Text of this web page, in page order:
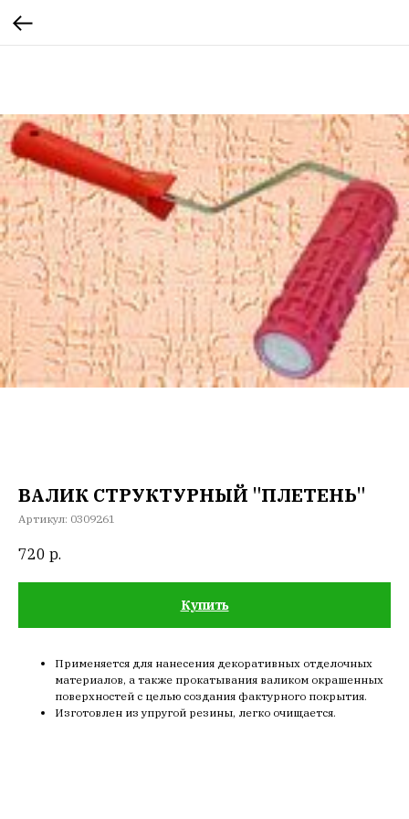
ВАЛИК СТРУКТУРНЫЙ "ПЛЕТЕНЬ"
Артикул: 0309261
720 р.
Купить
Применяется для нанесения декоративных отделочных
материалов, а также прокатывания валиком окрашенных
поверхностей с целью создания фактурного покрытия.
Изготовлен из упругой резины, легко очищается.